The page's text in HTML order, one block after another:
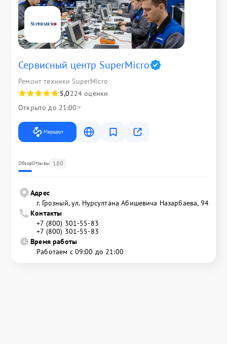
Сервисный центр SuperMicro
Ремонт техники SuperMicro
5,0224 оценки
Открыто до 21:00
Маршрут
ОбзорОтзывы 180
Адрес
г. Грозный, ул. Нурсултана Абишевича Назарбаева, 94
Контакты
+7 (800) 301-55-83
+7 (800) 301-55-83
Время работы
Работаем с 09:00 до 21:00